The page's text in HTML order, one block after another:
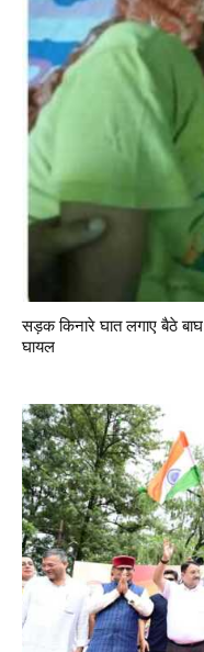
सड़क किनारे घात लगाए बैठे
घायल